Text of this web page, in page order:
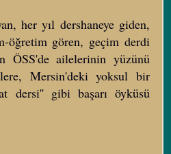
her yıl dershaneye giden,
öğretim gören, geçim derdi
ÖSS'de ailelerinin yüzünü
Mersin'deki yoksul bir
dersi'' gibi başarı öyküsü